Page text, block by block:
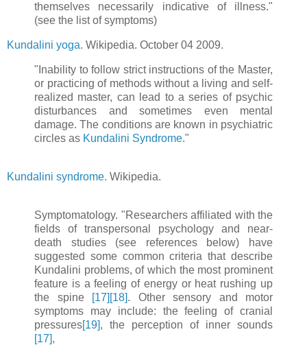
themselves necessarily indicative of illness."
(see the list of symptoms)
Kundalini yoga. Wikipedia. October 04 2009.
"Inability to follow strict instructions of the Master,
or practicing of methods without a living and self-
realized master, can lead to a series of psychic
disturbances and sometimes even mental
damage. The conditions are known in psychiatric
circles as Kundalini Syndrome."
Kundalini syndrome. Wikipedia.
Symptomatology. "Researchers affiliated with the
fields of transpersonal psychology and near-
death studies (see references below) have
suggested some common criteria that describe
Kundalini problems, of which the most prominent
feature is a feeling of energy or heat rushing up
the spine
[17] [18]. Other sensory and motor
symptoms may include: the feeling of cranial
pressures[19], the perception of inner sounds
[17],